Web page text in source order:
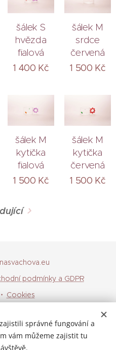
šálek S
hvězda
fialová
1 400 Kč
šálek M
srdce
červená
1 500 Kč
šálek M
kytička
fialová
1 500 Kč
šálek M
kytička
červená
1 500 Kč
podmínky a GDPR
Cookies
English
správné fungování a
vám můžeme zajistit tu